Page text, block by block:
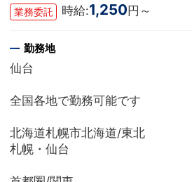
業務委託 時給:1,250 円～
勤務地
仙台
全国各地で勤務可能です
北海道札幌市北海道/東北
札幌・仙台